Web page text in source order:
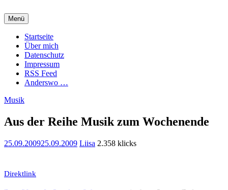
Inhalt
springen
Charming Quark
Menü
Startseite
Über mich
Datenschutz
Impressum
RSS Feed
Anderswo …
Musik
Aus der Reihe Musik zum Wochenende
25.09.200925.09.2009 Liisa 2.358 klicks
Direktlink